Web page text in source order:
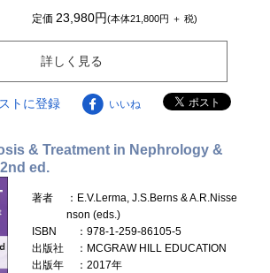
定価23,980円(本体21,800円 ＋ 税)
詳しく見る
トに登録 いいね
& Treatment in Nephrology &
ed.
著者
：E.V.Lerma, J.S.Berns & A.R.Nisse
nson (eds.)
ISBN
：978-1-259-86105-5
出版社
：MCGRAW HILL EDUCATION
出版年
：2017年